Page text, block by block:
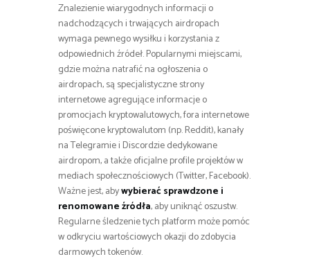
Znalezienie wiarygodnych informacji o
nadchodzących i trwających airdropach
wymaga pewnego wysiłku i korzystania z
odpowiednich źródeł. Popularnymi miejscami,
gdzie można natrafić na ogłoszenia o
airdropach, są specjalistyczne strony
internetowe agregujące informacje o
promocjach kryptowalutowych, fora internetowe
poświęcone kryptowalutom (np. Reddit), kanały
na Telegramie i Discordzie dedykowane
airdropom, a także oficjalne profile projektów w
mediach społecznościowych (Twitter, Facebook).
Ważne jest, abywybierać sprawdzone i
renomowane źródła, aby uniknąć oszustw.
Regularne śledzenie tych platform może pomóc
w odkryciu wartościowych okazji do zdobycia
darmowych tokenów.